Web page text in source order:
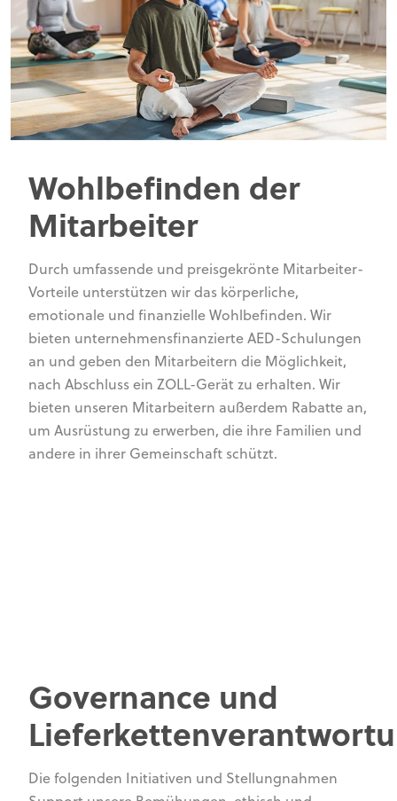
Wohlbefinden der
Mitarbeiter
Durch umfassende und preisgekrönte Mitarbeiter-
Vorteile unterstützen wir das körperliche,
emotionale und finanzielle Wohlbefinden. Wir
bieten unternehmensfinanzierte AED-Schulungen
an und geben den Mitarbeitern die Möglichkeit,
nach Abschluss ein ZOLL-Gerät zu erhalten. Wir
bieten unseren Mitarbeitern außerdem Rabatte an,
um Ausrüstung zu erwerben, die ihre Familien und
andere in ihrer Gemeinschaft schützt.
Governance und
Die folgenden Initiativen und Stellungnahmen